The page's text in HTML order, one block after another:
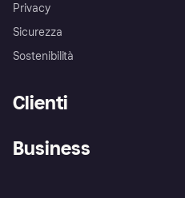
Privacy
Sicurezza
Sostenibilità
Clienti
Business